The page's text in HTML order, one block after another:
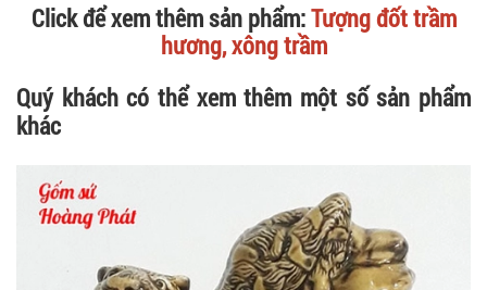
Click để xem thêm sản phẩm:Tượng đốt trầm
hương, xông trầm
Quý khách có thể xem thêm một số sản phẩm
khác